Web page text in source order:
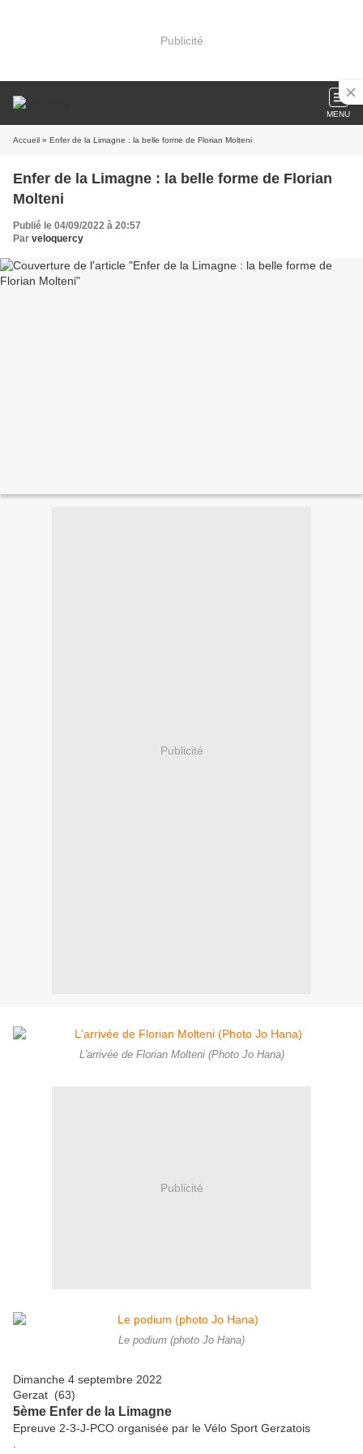
Publicité
MENU
Accueil » Enfer de la Limagne : la belle forme de Florian Molteni
Enfer de la Limagne : la belle forme de Florian
Molteni
Publié le 04/09/2022 à 20:57
Par veloquercy
Publicité
L'arrivée de Florian Molteni (Photo Jo Hana)
Publicité
Le podium (photo Jo Hana)
Dimanche 4 septembre 2022
Gerzat (63)
5ème Enfer de la Limagne
Epreuve 2-3-J-PCO organisée par le Vélo Sport Gerzatois